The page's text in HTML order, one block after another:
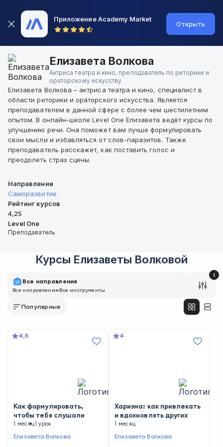
Приложение Academy Market
Открыть
Елизавета Волкова
Актриса театра и кино, преподаватель по риторике и
ораторскому искусству
Елизавета Волкова – актриса театра и кино, специалист в
области риторики и ораторского искусства. Является
преподавателем в данной сфере с более чем шестилетним
опытом. В онлайн-школе Level One Елизавета ведёт курсы по
улучшению речи. Она поможет вам лучше формулировать
свои мысли и избавляться от слов-паразитов. Также
преподаватель расскажет, как поставить голос и
преодолеть страх сцены.
Направление
Саморазвитие
Рейтинг курсов
4,25
Level One
Преподаватель
Курсы Елизаветы Волковой
Все направления
Все направленияВсе инструменты
1
Популярные
4,5
Как формулировать,
чтобы тебя слушали
1 месяц1 урок
Елизавета Волкова
4
Харизма: как привлекать
и вдохновлять других
1 месяц
Елизавета Волкова